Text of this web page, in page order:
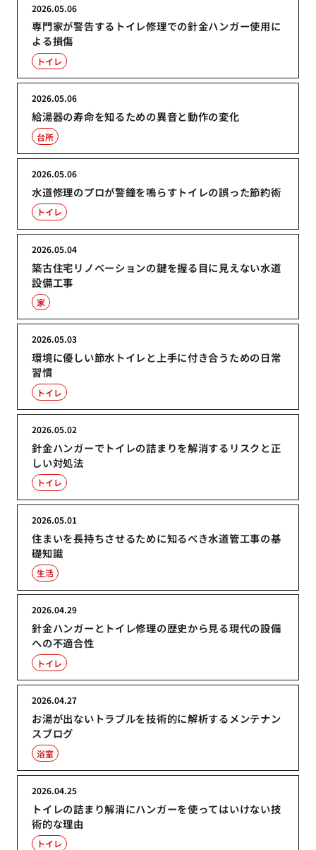
専門家が警告するトイレ修理での針金ハンガー使用に
よる損傷
2026.05.06
トイレ
給湯器の寿命を知るための異音と動作の変化
2026.05.06
台所
水道修理のプロが警鐘を鳴らすトイレの誤った節約術
2026.05.06
トイレ
築古住宅リノベーションの鍵を握る目に見えない水道
設備工事
2026.05.04
家
環境に優しい節水トイレと上手に付き合うための日常
習慣
2026.05.03
トイレ
針金ハンガーでトイレの詰まりを解消するリスクと正
しい対処法
2026.05.02
トイレ
住まいを長持ちさせるために知るべき水道管工事の基
礎知識
2026.05.01
生活
針金ハンガーとトイレ修理の歴史から見る現代の設備
への不適合性
2026.04.29
トイレ
お湯が出ないトラブルを技術的に解析するメンテナン
スブログ
2026.04.27
浴室
トイレの詰まり解消にハンガーを使ってはいけない技
術的な理由
2026.04.25
トイレ